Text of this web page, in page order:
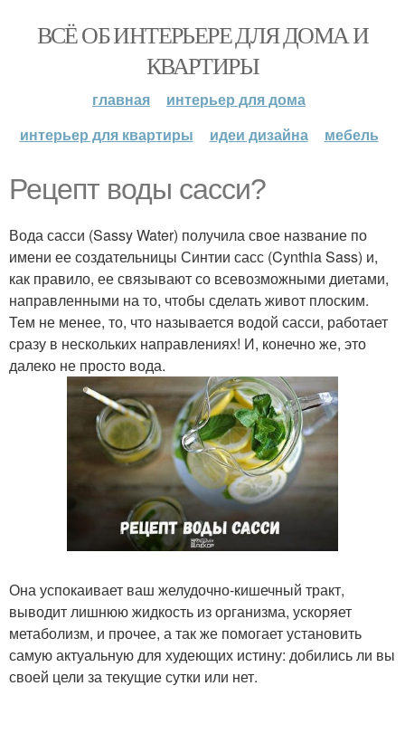
ВСЁ ОБ ИНТЕРЬЕРЕ ДЛЯ ДОМА И
КВАРТИРЫ
главная
интерьер для дома
интерьер для квартиры
идеи дизайна мебель
Рецепт воды сасси?
Вода сасси (Sassy Water) получила свое название по
имени ее создательницы Синтии сасс (Cynthia Sass) и,
как правило, ее связывают со всевозможными диетами,
направленными на то, чтобы сделать живот плоским.
Тем не менее, то, что называется водой сасси, работает
сразу в нескольких направлениях! И, конечно же, это
далеко не просто вода.
Она успокаивает ваш желудочно-кишечный тракт,
выводит лишнюю жидкость из организма, ускоряет
метаболизм, и прочее, а так же помогает установить
самую актуальную для худеющих истину: добились ли вы
своей цели за текущие сутки или нет.